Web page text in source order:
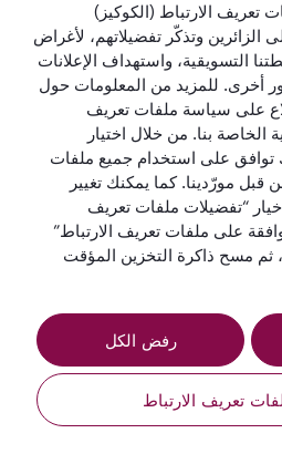
أفضل صالة لدرجة
رجال الأعمال في
العالم
أفضل شركة طيران
في الشرق الأوسط
ملفات تعريف
إشعار
الخصوصية
تعريف الارتباط (الكوكيز)
الزائرين وتذكّر تفضيلاتهم، لأغراض
التسويقية، واستهداف الإعلانات
أخرى. للمزيد من المعلومات حول
على سياسة ملفات تعريف
بنا. من خلال اختيار
توافق على استخدام جميع ملفات
قبل مورّدينا. كما يمكنك تغيير
“تفضيلات ملفات تعريف
على ملفات تعريف الارتباط”
ثم مسح ذاكرة التخزين المؤقت
تعريف الارتباط
رفض الكل